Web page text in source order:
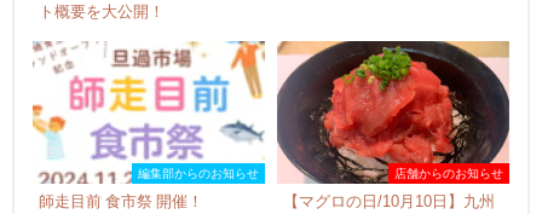
ト概要を大公開！
編集部からのお知らせ
師走目前 食市祭 開催！
店舗からのお知らせ
【マグロの日/10月10日】九州